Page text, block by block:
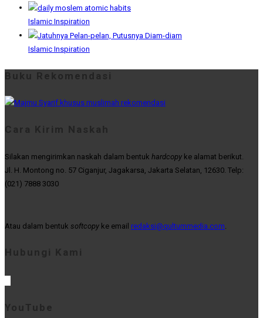
Islamic Inspiration
Islamic Inspiration
Buku Rekomendasi
Cara Kirim Naskah
Silakan mengirimkan naskah dalam bentuk hardcopy ke alamat berikut.
Jl. H. Montong no. 57 Ciganjur, Jagakarsa, Jakarta Selatan, 12630. Telp:
(021) 7888 3030
Atau dalam bentuk softcopy ke email redaksi@qultummedia.com
Hubungi Kami
YouTube